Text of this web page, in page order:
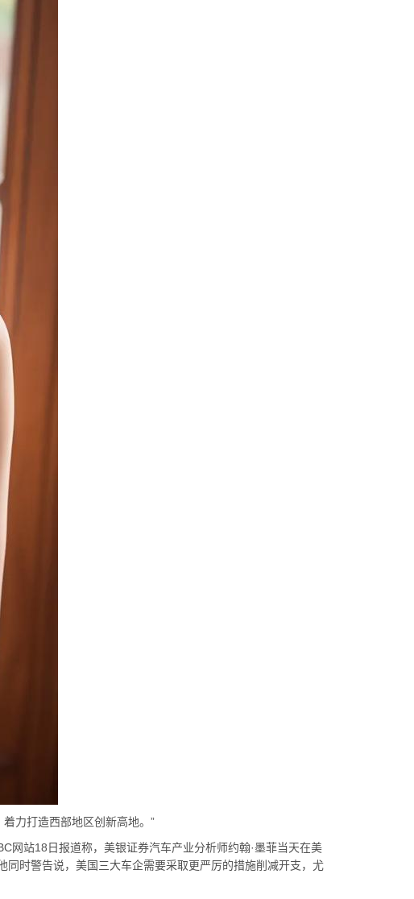
力打造西部地区创新高地。”
站18日报道称，美银证券汽车产业分析师约翰·墨菲当天在美
同时警告说，美国三大车企需要采取更严厉的措施削减开支，尤